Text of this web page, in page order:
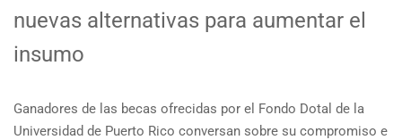
nuevas alternativas para aumentar el
insumo
Ganadores de las becas ofrecidas por el Fondo Dotal de la
Universidad de Puerto Rico conversan sobre su compromiso e